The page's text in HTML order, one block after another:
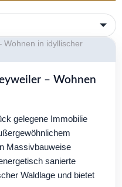
– Wohnen
gelegene Immobilie
Massivbauweise
sanierte
Waldlage und bietet